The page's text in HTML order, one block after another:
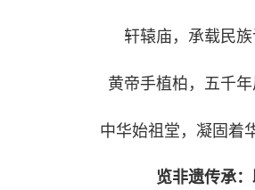
轩辕庙，承载民族
黄帝手植柏，五千年
中华始祖堂，凝固着
览非遗传承